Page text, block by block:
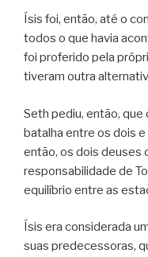
Ísis foi, então, até o
todos o que havia
foi proferido pela
tiveram outra
Seth pediu, então,
batalha entre os dois
então, os dois deuses
responsabilidade de
equilíbrio entre as
Ísis era considerada
suas predecessoras,